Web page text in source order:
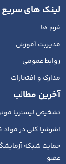
لینک های سریع
فرم ها
مدیریت آموزش
روابط عمومی
مدارک و افتخارات
آخرین مطالب
تشخیص لیستریا
اشرشیا کلی در مواد
حمایت شبکه
عضو